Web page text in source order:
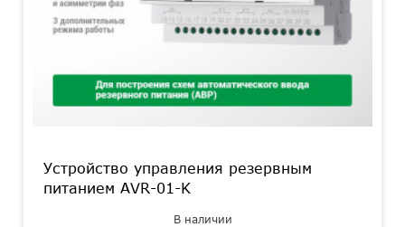
Устройство управления резервным
питанием AVR-01-K
В наличии